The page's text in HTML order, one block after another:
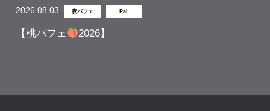
2026.08.03 夜パフェ PaL
【桃パフェ 2026】